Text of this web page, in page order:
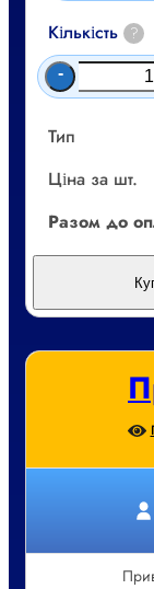
Кількість ?
-
Тип
Ціна за шт.
Разом до